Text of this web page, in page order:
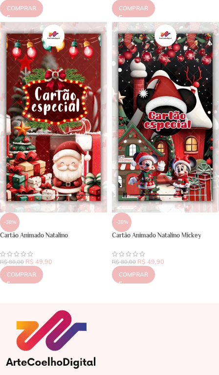
COMPRAR COMPRAR
-38%
Cartão Animado Natalino
R$80,00 R$ 49,90
COMPRAR
-38%
Cartão Animado Natalino Mickey
R$80,00 R$ 49,90
COMPRAR